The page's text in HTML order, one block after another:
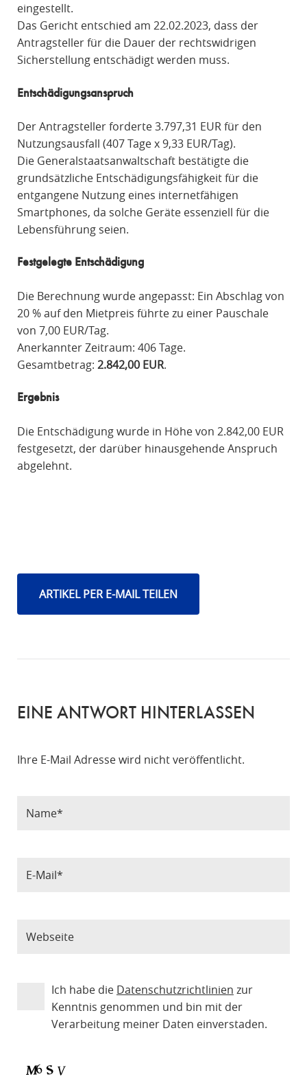
eingestellt.
Das Gericht entschied am 22.02.2023, dass der
Antragsteller für die Dauer der rechtswidrigen
Sicherstellung entschädigt werden muss.
Entschädigungsanspruch
Der Antragsteller forderte 3.797,31 EUR für den
Nutzungsausfall (407 Tage x 9,33 EUR/Tag).
Die Generalstaatsanwaltschaft bestätigte die
grundsätzliche Entschädigungsfähigkeit für die
entgangene Nutzung eines internetfähigen
Smartphones, da solche Geräte essenziell für die
Lebensführung seien.
Festgelegte Entschädigung
Die Berechnung wurde angepasst: Ein Abschlag von
20 % auf den Mietpreis führte zu einer Pauschale
von 7,00 EUR/Tag.
Anerkannter Zeitraum: 406 Tage.
Gesamtbetrag: 2.842,00 EUR.
Ergebnis
Die Entschädigung wurde in Höhe von 2.842,00 EUR
festgesetzt, der darüber hinausgehende Anspruch
abgelehnt.
ARTIKEL PER E-MAIL TEILEN
EINE ANTWORT HINTERLASSEN
Ihre E-Mail Adresse wird nicht veröffentlicht.
Ich habe die Datenschutzrichtlinien zur
Kenntnis genommen und bin mit der
Verarbeitung meiner Daten einverstaden.